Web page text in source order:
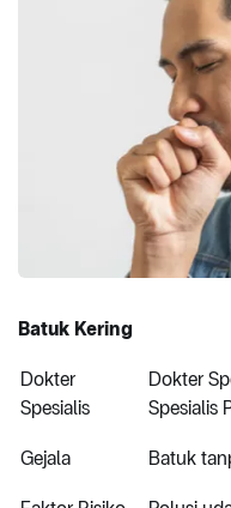
Batuk Kering
Dokter
Spesialis
Dokter
Spesialis
Gejala Batuk